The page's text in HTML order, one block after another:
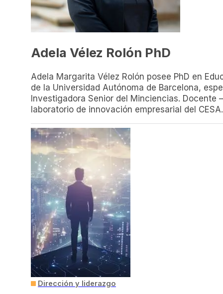
Adela Vélez Rolón PhD
Adela Margarita Vélez Rolón posee PhD en
de la Universidad Autónoma de Barcelona,
Investigadora Senior del Minciencias.
laboratorio de innovación empresarial del
Dirección y liderazgo